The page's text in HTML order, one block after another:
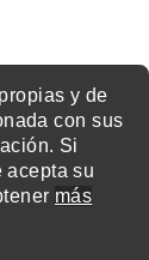
y de
con sus
Si
acepta su
más